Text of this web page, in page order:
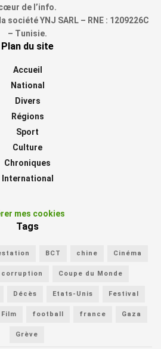
de l’info.
société YNJ SARL – RNE : 1209226C
– Tunisie.
Plan du site
Accueil
National
Divers
Régions
Sport
Culture
Chroniques
International
mes cookies
Tags
BCT chine Cinéma
corruption Coupe du Monde
Décès Etats-Unis Festival
Film football france Gaza
Grève